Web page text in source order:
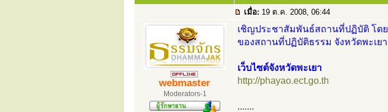
เมื่อ: 19 ต.ค. 2008, 06:44
webmaster
Moderators-1
เชิญประชาสัมพันธ์สถานที่ปฏิบัติ โดย
ของสถานที่ปฏิบัติธรรม จังหวัดพะเยา
เว็บไซต์จังหวัดพะเยา
http://phayao.ect.go.th
.......